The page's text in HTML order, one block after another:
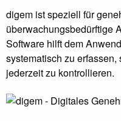
digem ist speziell für
überwachungsbedürftige
Software hilft dem
systematisch zu
jederzeit zu kontrollieren.